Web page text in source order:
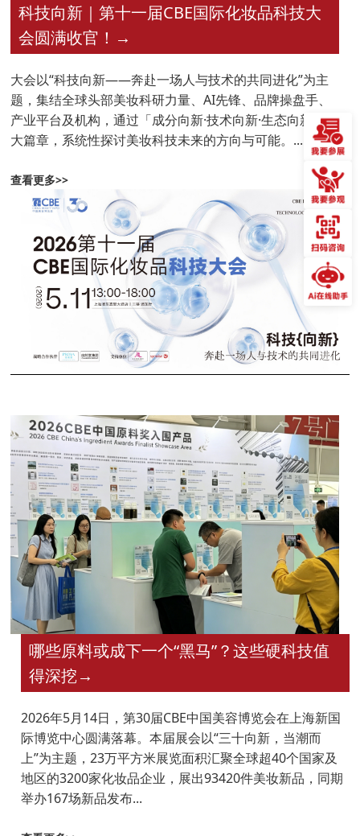
科技向新｜第十一届CBE国际化妆品科技大
会圆满收官！ →
大会以“科技向新——奔赴一场人与技术的共同进化”为主
题，集结全球头部美妆科研力量、AI先锋、品牌操盘手、
产业平台及机构，通过「成分向新·技术向新·生态向新」三
大篇章，系统性探讨美妆科技未来的方向与可能。...
查看更多>>
哪些原料或成下一个“黑马”？这些硬科技值
得深挖→
2026年5月14日，第30届CBE中国美容博览会在上海新国
际博览中心圆满落幕。本届展会以“三十向新，当潮而
上”为主题，23万平方米展览面积汇聚全球超40个国家及
地区的3200家化妆品企业，展出93420件美妆新品，同期
举办167场新品发布...